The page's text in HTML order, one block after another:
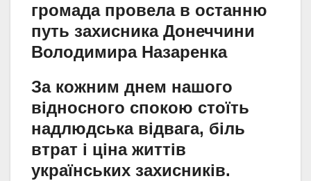
громада провела в останню
путь захисника Донеччини
Володимира Назаренка
За кожним днем нашого
відносного спокою стоїть
надлюдська відвага, біль
втрат і ціна життів
українських захисників.